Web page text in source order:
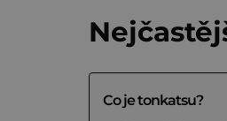
Co je tonkatsu?